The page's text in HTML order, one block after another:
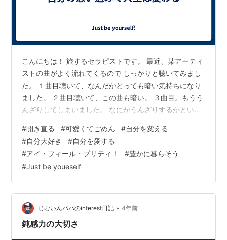
こんにちは！ 旅するセラピストです。 最近、某アーティ
ストの曲がよく流れてくるので しっかりと聴いてみまし
た。 １曲目聴いて、なんだかとっても暗い気持ちになり
ました。 ２曲目聴いて、この曲も暗い。 ３曲目。もうう
んざりしてしまいました。 なにがうんざりするかという
か・・・」 という気持ちが強くて、 うじうじしてる気持
ちがとても伝わるからです。 動いてきてないから自信が
ないままなのだということを 先日ブログに書きました。
まだ読んでない方はこちら。 travel-healing.com 経験が
自信に変わります。 それはコツコツやっていくしかない
ので…
#開き直る #可愛くてごめん #自分を変える
#自分大好き #自分を愛する
#アイ・フィール・プリティ！ #豊かに暮らそう
#Just be youeself
じむいんパパのinterest日記 • 4年前
鈍感力の大切さ